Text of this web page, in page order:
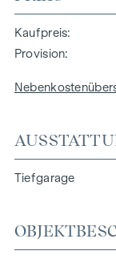
Kaufpreis
Provision
Tiefgarage